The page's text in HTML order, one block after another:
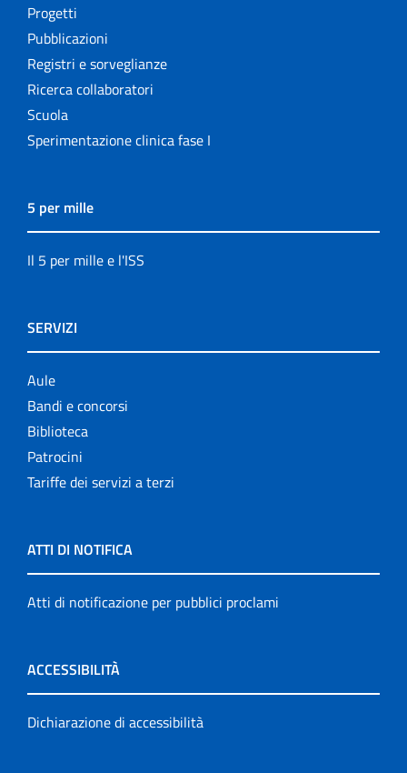
Progetti
Pubblicazioni
Registri e sorveglianze
Ricerca collaboratori
Scuola
Sperimentazione clinica fase I
5 per mille
Il 5 per mille e l'ISS
SERVIZI
Aule
Bandi e concorsi
Biblioteca
Patrocini
Tariffe dei servizi a terzi
ATTI DI NOTIFICA
Atti di notificazione per pubblici proclami
ACCESSIBILITÀ
Dichiarazione di accessibilità